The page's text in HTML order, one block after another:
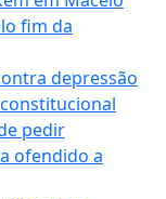
fim da
depressão
pedir
ofendido a